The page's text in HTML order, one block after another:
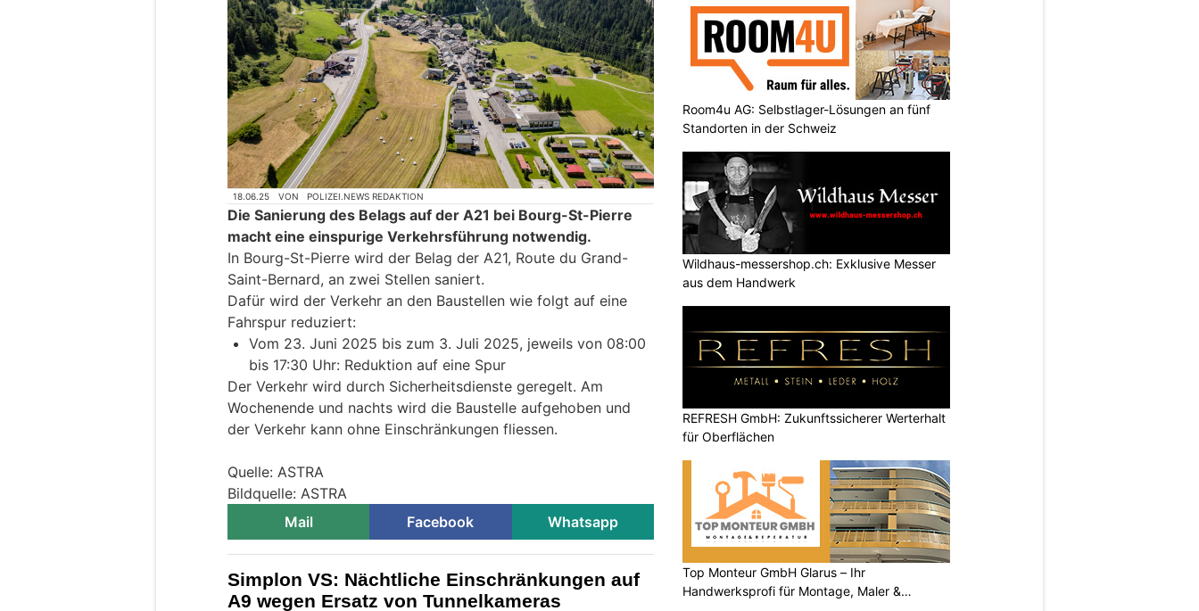
18.06.25 VON POLIZEI.NEWS REDAKTION
Die Sanierung des Belags auf der A21 bei Bourg-St-Pierre
macht eine einspurige Verkehrsführung notwendig.
In Bourg-St-Pierre wird der Belag der A21, Route du Grand-
Saint-Bernard, an zwei Stellen saniert.
Dafür wird der Verkehr an den Baustellen wie folgt auf eine
Fahrspur reduziert:
Vom 23. Juni 2025 bis zum 3. Juli 2025, jeweils von 08:00
bis 17:30 Uhr: Reduktion auf eine Spur
Der Verkehr wird durch Sicherheitsdienste geregelt. Am
Wochenende und nachts wird die Baustelle aufgehoben und
der Verkehr kann ohne Einschränkungen fliessen.
Quelle: ASTRA
Bildquelle: ASTRA
Mail
Facebook Whatsapp
Simplon VS: Nächtliche Einschränkungen auf
A9 wegen Ersatz von Tunnelkameras
Room4u AG: Selbstlager-Lösungen an fünf
Standorten in der Schweiz
Wildhaus-messershop.ch: Exklusive Messer
aus dem Handwerk
REFRESH GmbH: Zukunftssicherer Werterhalt
für Oberflächen
Top Monteur GmbH Glarus – Ihr
Handwerksprofi für Montage, Maler &